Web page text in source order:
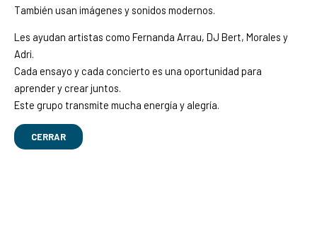
También usan imágenes y sonidos modernos.
Les ayudan artistas como Fernanda Arrau, DJ Bert, Morales y
Adri.
Cada ensayo y cada concierto es una oportunidad para
aprender y crear juntos.
Este grupo transmite mucha energía y alegría.
CERRAR